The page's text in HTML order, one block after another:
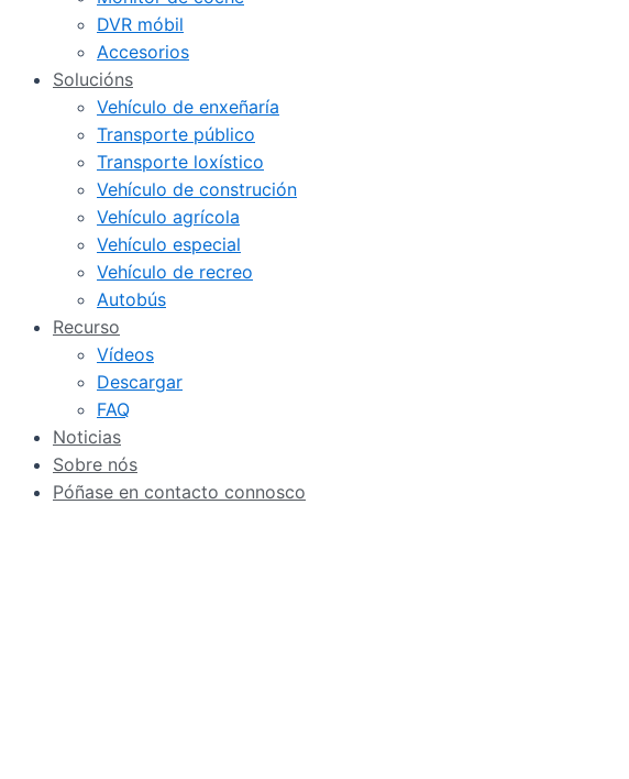
DVR móbil
Accesorios
Solucións
Vehículo de enxeñaría
Transporte público
Transporte loxístico
Vehículo de construción
Vehículo agrícola
Vehículo especial
Vehículo de recreo
Autobús
Recurso
Vídeos
Descargar
FAQ
Noticias
Sobre nós
Póñase en contacto connosco